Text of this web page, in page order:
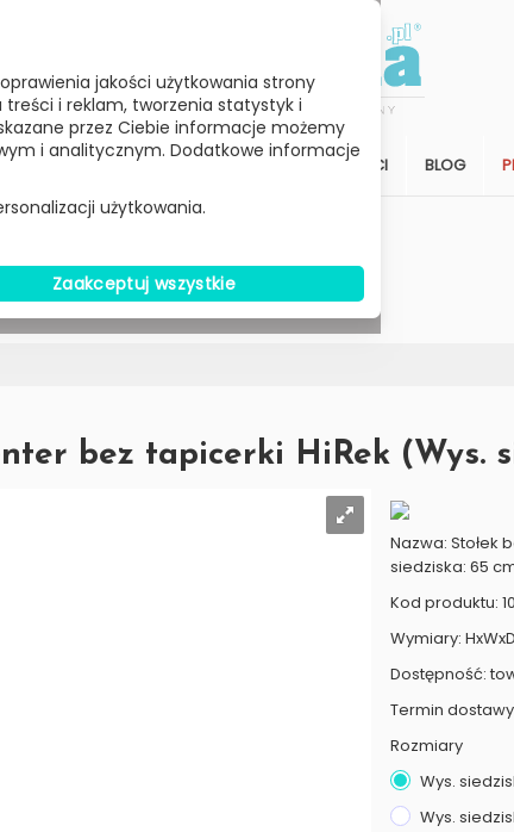
STREFA KLIENTA ARCHITEKCI BLOG
W MAGAZYNIE
bez tapicerki HiRek (Wys.
Nazwa: Stołek
siedziska: 65
Kod produktu:
Wymiary:
Dostępność:
Termin
Rozmiary
Wys.
Wys.
jakości użytkowania strony
i reklam, tworzenia statystyk i
przez Ciebie informacje możemy
i analitycznym. Dodatkowe informacje
użytkowania.
Zaakceptuj wszystkie